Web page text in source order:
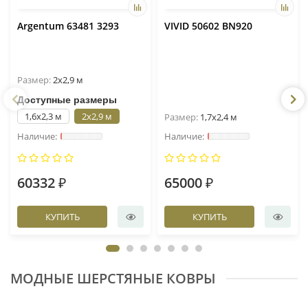
Argentum 63481 3293
Размер:2x2,9 м
Доступные размеры
1,6x2,3 м 2x2,9 м
60332 ₽
КУПИТЬ
VIVID 50602 BN920
Размер: 1,7x2,4 м
65000 ₽
КУПИТЬ
МОДНЫЕ ШЕРСТЯНЫЕ КОВРЫ